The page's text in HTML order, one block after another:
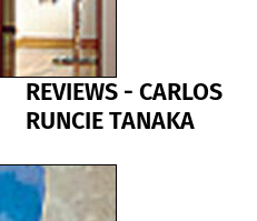
REVIEWS - CARLOS
RUNCIE TANAKA